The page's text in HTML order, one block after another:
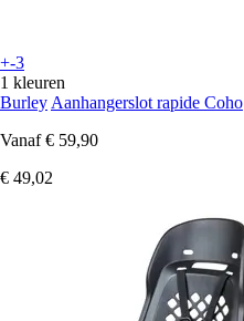
+-3
1 kleuren
Burley Aanhangerslot rapide Coho
Vanaf € 59,90
€ 49,02